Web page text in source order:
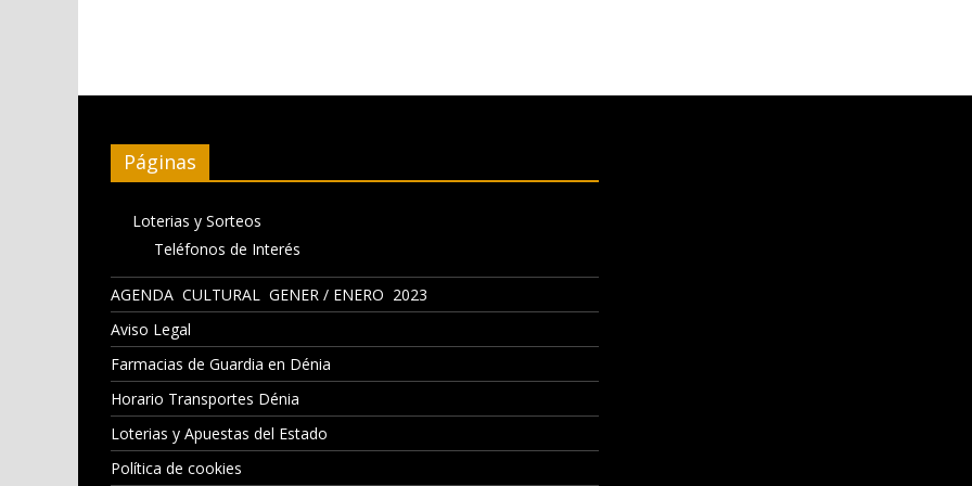
Páginas
Loterias y Sorteos
Teléfonos de Interés
AGENDA CULTURAL GENER / ENERO 2023
Aviso Legal
Farmacias de Guardia en Dénia
Horario Transportes Dénia
Loterias y Apuestas del Estado
Política de cookies